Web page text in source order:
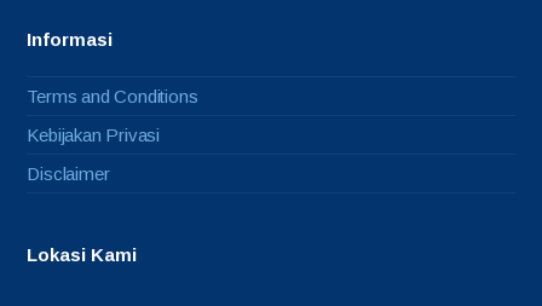
Informasi
Terms and Conditions
Kebijakan Privasi
Disclaimer
Lokasi Kami